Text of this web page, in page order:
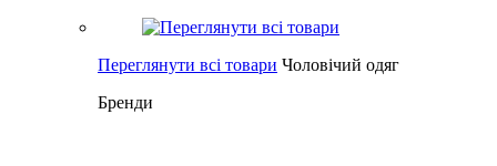
Переглянути всі товари Чоловічий одяг
Бренди